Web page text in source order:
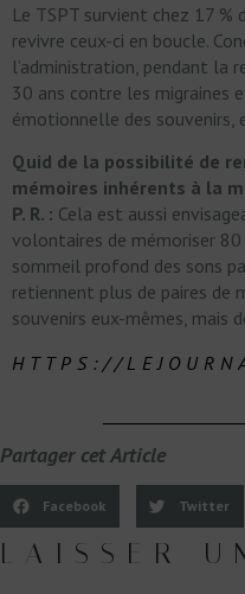
Le TSPT survient chez 17
revivre ceux-ci en boucle.
l’administration, pendant la
30 ans contre les migraines
émotionnelle des souvenirs,
Quid de la possibilité de
mémoires inhérents à la
P. R. : Cela est aussi
volontaires de mémoriser 80
sommeil profond des sons
retiennent plus de paires de
souvenirs eux-mêmes, mais
HTTPS://
Partager cet Article
Facebook Twitter
LAISSER